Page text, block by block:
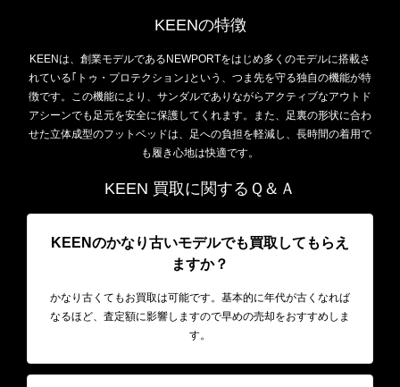
KEENの特徴
KEENは、創業モデルであるNEWPORTをはじめ多くのモデルに搭載さ
れている｢トゥ・プロテクション｣という、つま先を守る独自の機能が特
徴です。この機能により、サンダルでありながらアクティブなアウトド
アシーンでも足元を安全に保護してくれます。また、足裏の形状に合わ
せた立体成型のフットベッドは、足への負担を軽減し、長時間の着用で
も履き心地は快適です。
KEEN 買取に関するＱ＆Ａ
KEENのかなり古いモデルでも買取してもらえ
ますか？
かなり古くてもお買取は可能です。基本的に年代が古くなれば
なるほど、査定額に影響しますので早めの売却をおすすめしま
す。